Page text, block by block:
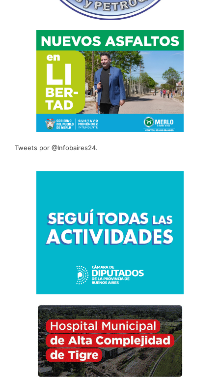
Tweets por @Infobaires24.